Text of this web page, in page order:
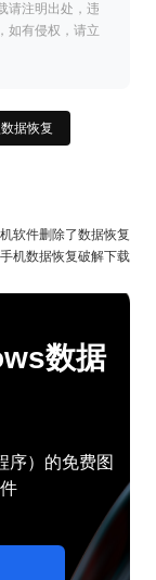
请注明出处，违
如有侵权，请立
据恢复
软件删除了数据恢复
手机数据恢复破解下载
数据
序）的免费图